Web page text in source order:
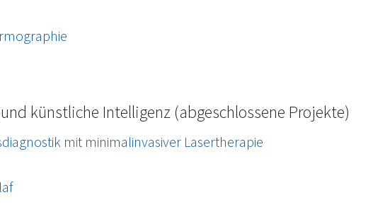
künstliche Intelligenz (abgeschlossene Projekte)
mit minimalinvasiver Lasertherapie